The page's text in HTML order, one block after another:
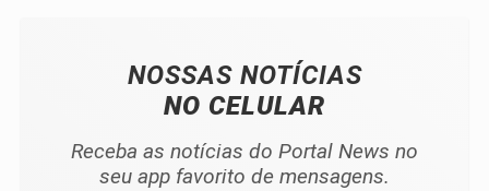
NOSSAS NOTÍCIAS
NO CELULAR
Receba as notícias do Portal News no
seu app favorito de mensagens.